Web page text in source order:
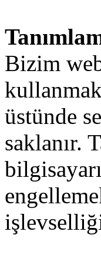
Bizim
kullanmak
üstünde
saklanır.